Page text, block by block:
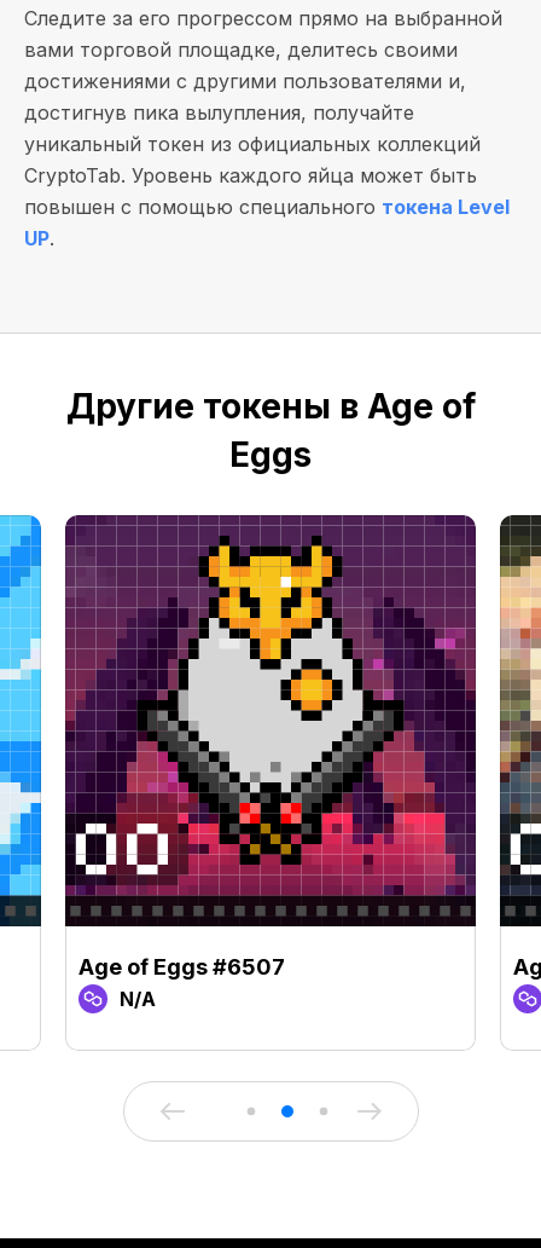
Следите за его прогрессом прямо на выбранной
вами торговой площадке, делитесь своими
достижениями с другими пользователями и,
достигнув пика вылупления, получайте
уникальный токен из официальных коллекций
CryptoTab. Уровень каждого яйца может быть
повышен с помощью специального токена Level
UP.
Другие токены в Age of
Eggs
Age of Eggs #6507
N/A